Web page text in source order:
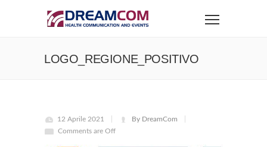
LOGO_REGIONE_POSITIVO
12 Aprile 2021
By DreamCom
Comments are Off